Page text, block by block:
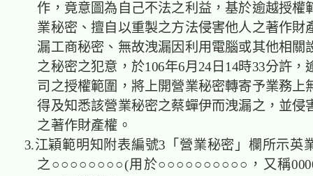
作，竟意圖為自己不法之利益，基於逾越授權
業秘密、擅自以重製之方法侵害他人之著作財
漏工商秘密、無故洩漏因利用電腦或其他相關
之秘密之犯意，於106年6月24日14時33分許，
司之授權範圍，將上開營業秘密轉寄予業務上
得及知悉該營業秘密之蔡蟬伊而洩漏之，並侵
之著作財產權。
3.江穎範明知附表編號3「營業秘密」欄所示英
之○○○○○○○○(用於○○○○○○○○○○，又稱